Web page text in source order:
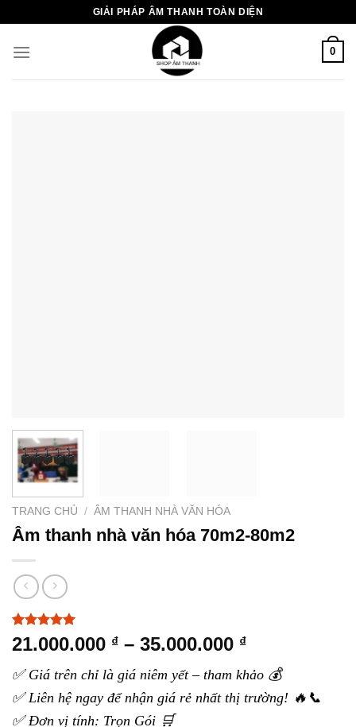
nội
GIẢI PHÁP ÂM THANH TOÀN DIỆN
0
TRANG CHỦ / ÂM THANH NHÀ VĂN HÓA
Âm thanh nhà văn hóa 70m2-80m2
5.00
trên 5
dựa trên
4
21.000.000 ₫ – 35.000.000 ₫Khoảng
giá:
từ
21.000.000 ₫
✅ Giá trên chỉ là giá niêm yết – tham khảo 💰
✅ Liên hệ ngay để nhận giá rẻ nhất thị trường! 🔥📞
✅ Đơn vị tính: Trọn Gói 🛒